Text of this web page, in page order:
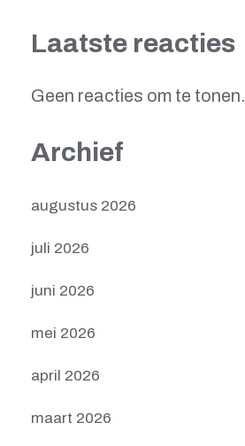
Laatste reacties
Geen reacties om te tonen.
Archief
augustus 2026
juli 2026
juni 2026
mei 2026
april 2026
maart 2026